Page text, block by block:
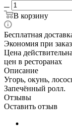
В корзину
Бесплатная
Экономия при
Цена
цен в ресторанах
Описание
Угорь, окунь,
Запечённый ролл.
Отзывы
Оставить отзыв